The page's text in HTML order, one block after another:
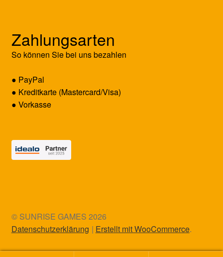
Zahlungsarten
So können Sie bei uns bezahlen
● PayPal
● Kreditkarte (Mastercard/Visa)
● Vorkasse
© SUNRISE GAMES 2026
Datenschutzerklärung
Erstellt mit WooCommerce.